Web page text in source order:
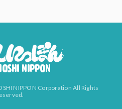
NIPPON Corporation All Rights